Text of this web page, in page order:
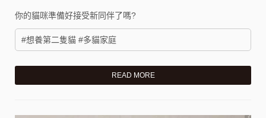
你的貓咪準備好接受新同伴了嗎?
#想養第二隻貓 #多貓家庭
READ MORE